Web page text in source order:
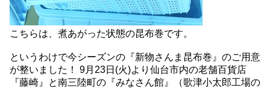
こちらは、煮あがった状態の昆布巻です。
というわけで今シーズンの『新物さんま昆布巻』のご用意
が整いました！ 9月23日(火)より仙台市内の老舗百貨店
『藤崎』と南三陸町の『みなさん館』（歌津小太郎工場の